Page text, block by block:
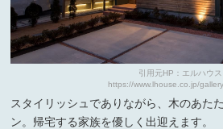
引用元HP：エルハウス
https://www.lhouse.co.jp/
スタイリッシュでありながら、木のあた
ン。帰宅する家族を優しく出迎えます。